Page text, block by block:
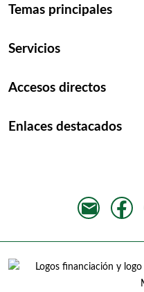
Temas principales
Servicios
Accesos directos
Enlaces destacados